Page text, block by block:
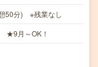
50分) ※残業なし
★9月～OK！